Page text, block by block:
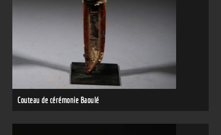
Couteau de cérémonie Baoulé